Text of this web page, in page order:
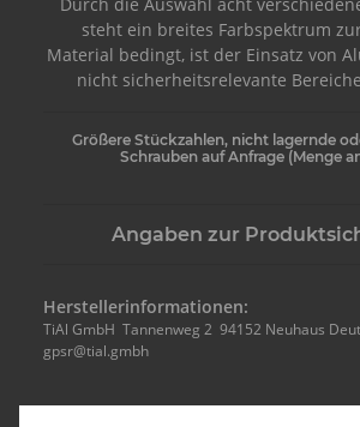
steht ein breites Farbspektrum
Material bedingt, ist der Einsatz von
nicht sicherheitsrelevante
Größere Stückzahlen, nicht lagernde
Schrauben auf Anfrage (Menge
Angaben zur
Herstellerinformationen:
TiAl GmbH Tannenweg 2 94152 Neuhaus
gpsr@tial.gmbh